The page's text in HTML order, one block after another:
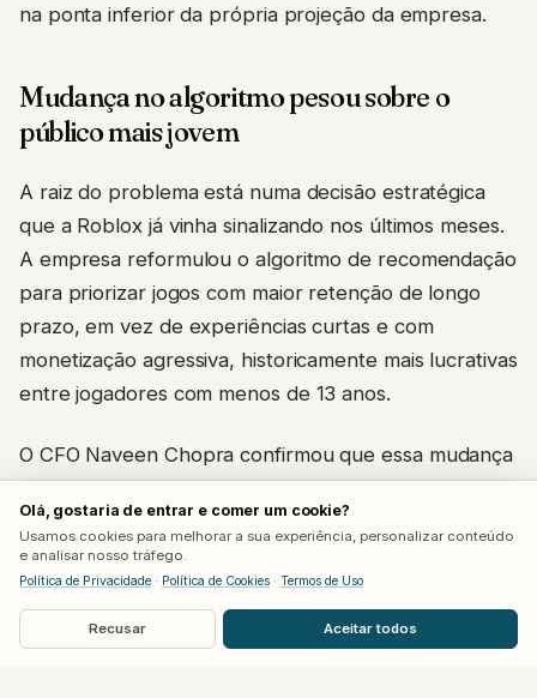
na ponta inferior da própria projeção da empresa.
Mudança no algoritmo pesou sobre o
público mais jovem
A raiz do problema está numa decisão estratégica
que a Roblox já vinha sinalizando nos últimos meses.
A empresa reformulou o algoritmo de recomendação
para priorizar jogos com maior retenção de longo
prazo, em vez de experiências curtas e com
monetização agressiva, historicamente mais lucrativas
entre jogadores com menos de 13 anos.
O CFO Naveen Chopra confirmou que essa mudança
foi a principal responsável pela desaceleração.
Segundo ele, a monetização por hora ficou abaixo
do previsto justamente no público infantil, à medida
que o algoritmo passou a dar menos espaço para
títulos virais de curta duração. Jogos como
GardeneSteal a Brainrot, que impulsionaram as
Olá, gostaria de entrar e comer um cookie?
Usamos cookies para melhorar a sua experiência, personalizar conteúdo
e analisar nosso tráfego.
Política de Privacidade · Política de Cookies · Termos de Uso
Recusar Aceitar todos